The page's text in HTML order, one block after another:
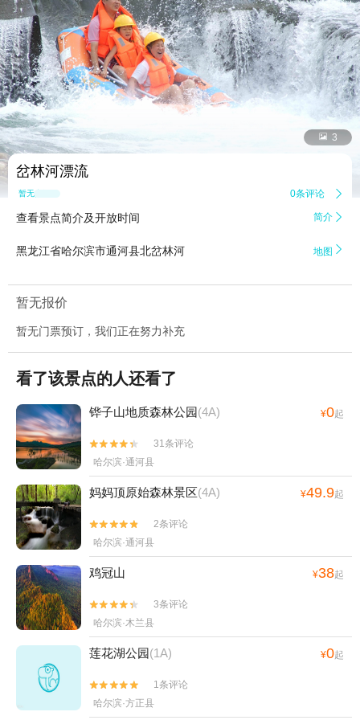
 3
岔林河漂流
暂无点评 0条评论 
查看景点简介及开放时间 简介 
黑龙江省哈尔滨市通河县北岔林河 地图 
暂无报价
暂无门票预订，我们正在努力补充
看了该景点的人还看了
铧子山地质森林公园(4A) ¥0起


31条评论
哈尔滨·通河县
妈妈顶原始森林景区(4A) ¥49.9起


2条评论
哈尔滨·通河县
鸡冠山 ¥38起


3条评论
哈尔滨·木兰县
莲花湖公园(1A) ¥0起


1条评论
哈尔滨·方正县
